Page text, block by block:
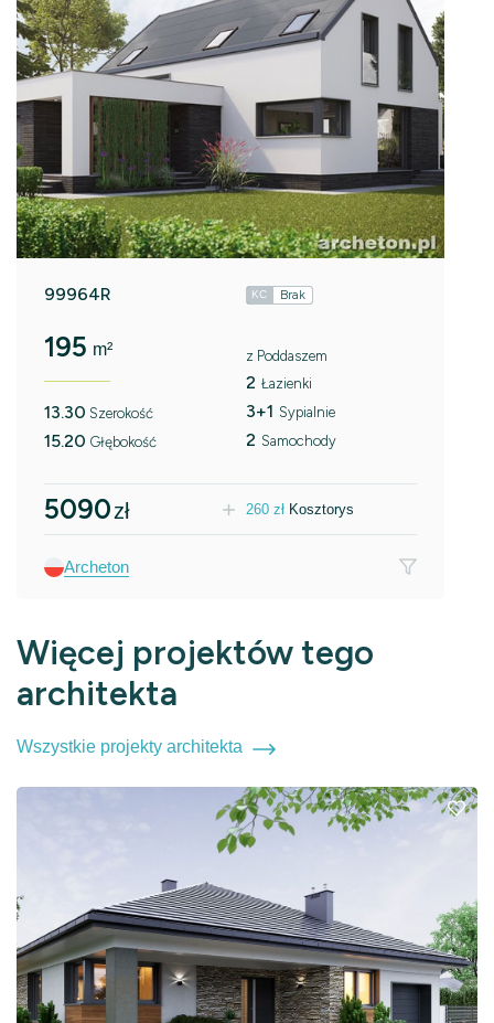
99964R KC Brak
195 m²
13.30 Szerokość
15.20 Głębokość
z Poddaszem
2 Łazienki
3+1 Sypialnie
2 Samochody
5090zł 260 zł Kosztorys
Archeton
Więcej projektów tego
architekta
Wszystkie projekty architekta